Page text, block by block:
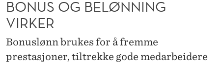
Ø
N
N
BONUS OG BELØNNING
VIRKER
Bonuslønn brukes for å fremme
prestasjoner, tiltrekke gode medarbeidere